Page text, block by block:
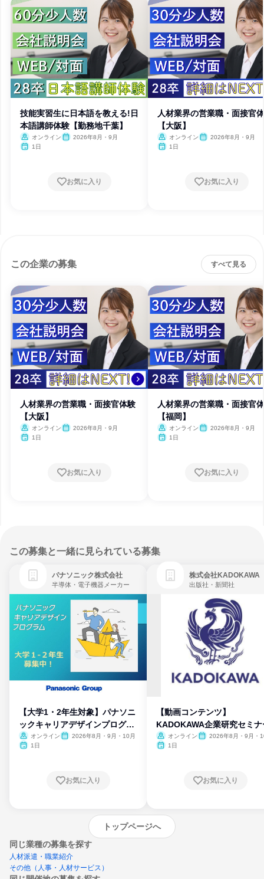
技能実習生に日本語を教える!日
本語講師体験【勤務地千葉】
オンライン
2026年8月・9月
1日
お気に入り
人材業界の営業職・面接官
【大阪】
オンライン
2026年8月・9月
1日
お気に入り
この企業の募集 すべて見る
人材業界の営業職・面接官体験
【大阪】
オンライン
2026年8月・9月
1日
お気に入り
人材業界の営業職・面接官
【福岡】
オンライン
2026年8月・9月
1日
お気に入り
この募集と一緒に見られている募集
パナソニック株式会社
半導体・電子機器メーカー
【大学1・2年生対象】パナソニ
ックキャリアデザインプログラ
ム
オンライン
2026年8月・9月・10月
1日
お気に入り
株式会社KADOKAWA
出版社・新聞社
【動画コンテンツ】
KADOKAWA企業研究セミナ
オンライン
2026年8月・9月・
1日
お気に入り
トップページへ
同じ業種の募集を探す
人材派遣・職業紹介
その他（人事・人材サービス）